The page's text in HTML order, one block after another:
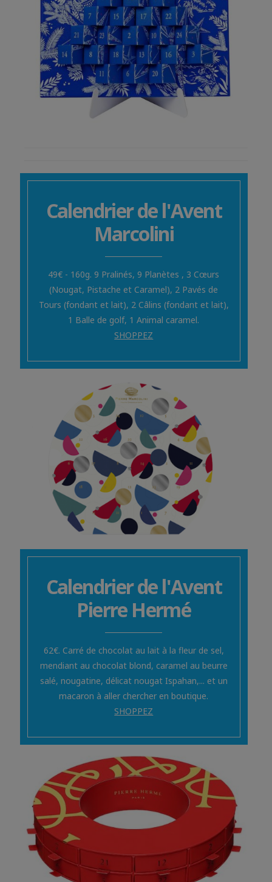
Calendrier de l'Avent
Marcolini
49€ - 160g. 9 Pralinés, 9 Planètes , 3 Cœurs
(Nougat, Pistache et Caramel), 2 Pavés de
Tours (fondant et lait), 2 Câlins (fondant et lait),
1 Balle de golf, 1 Animal caramel.
SHOPPEZ
Calendrier de l'Avent
Pierre Hermé
62€. Carré de chocolat au lait à la fleur de sel,
mendiant au chocolat blond, caramel au beurre
salé, nougatine, délicat nougat Ispahan,... et un
macaron à aller chercher en boutique.
SHOPPEZ